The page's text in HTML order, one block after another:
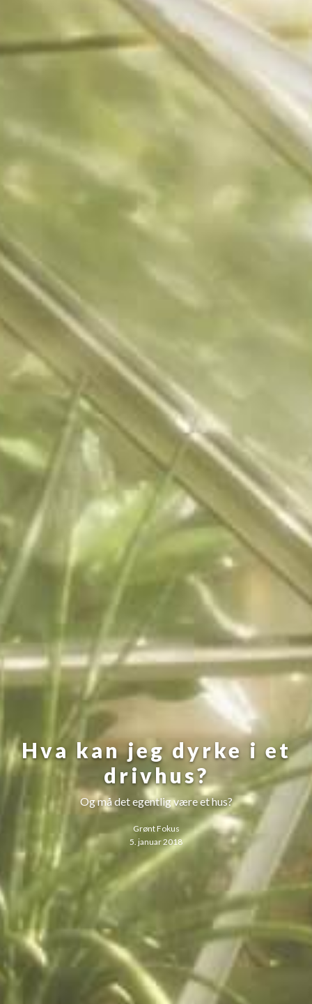
Hva kan jeg dyrke i et
drivhus?
Og må det egentlig være et hus?
Grønt Fokus
5. januar 2018